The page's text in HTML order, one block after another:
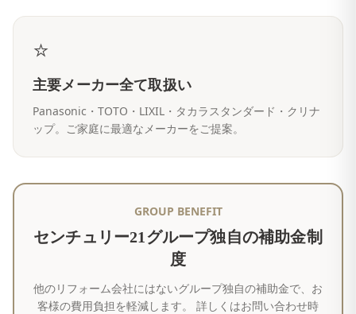
⭐
主要メーカー全て取扱い
Panasonic・TOTO・LIXIL・タカラスタンダード・クリナ
ップ。ご家庭に最適なメーカーをご提案。
GROUP BENEFIT
センチュリー21グループ独自の補助金制
度
他のリフォーム会社にはないグループ独自の補助金で、お
客様の費用負担を軽減します。 詳しくはお問い合わせ時